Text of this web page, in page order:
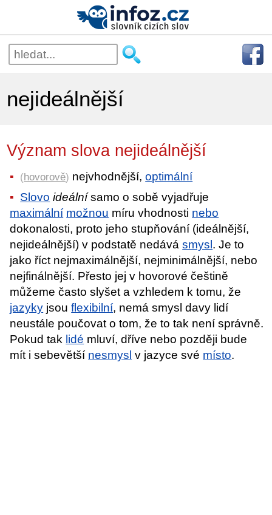
nejideálnější
Význam slova nejideálnější
(hovorově) nejvhodnější,optimální
Slovo ideálnísamo o sobě vyjadřuje
maximální možnou míru vhodnosti nebo
dokonalosti, proto jeho stupňování (ideálnější,
nejideálnější) v podstatě nedávásmysl. Je to
jako říct nejmaximálnější, nejminimálnější, nebo
nejfinálnější. Přesto jej v hovorové češtině
můžeme často slyšet a vzhledem k tomu, že
jazyky jsouflexibilní, nemá smysl davy lidí
neustále poučovat o tom, že to tak není správně.
Pokud tak lidé mluví, dříve nebo později bude
mít i sebevětší nesmysl v jazyce své místo.